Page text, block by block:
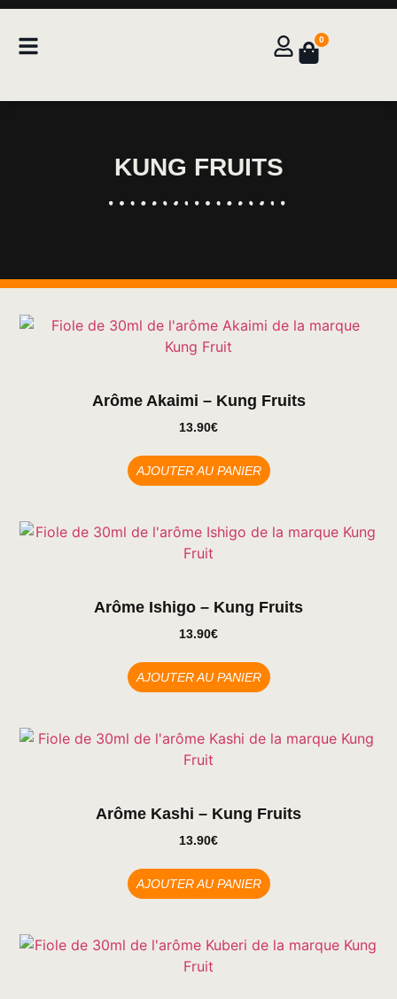
0
KUNG FRUITS
Arôme Akaimi – Kung Fruits
13.90€
AJOUTER AU PANIER
Arôme Ishigo – Kung Fruits
13.90€
AJOUTER AU PANIER
Arôme Kashi – Kung Fruits
13.90€
AJOUTER AU PANIER